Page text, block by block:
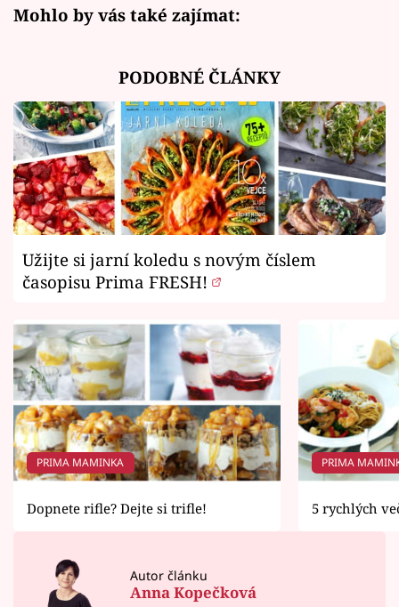
Mohlo by vás také zajímat:
PODOBNÉ ČLÁNKY
Užijte si jarní koledu s novým číslem
časopisu Prima FRESH!
PRIMA MAMINKA
Dopnete rifle? Dejte si trifle!
PRIMA
5 rychlých
Autor článku
Anna Kopečková